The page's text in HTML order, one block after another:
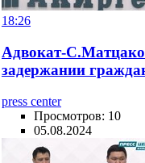
18:26
Адвокат-
задержании
press center
Просмотров: 10
05.08.2024